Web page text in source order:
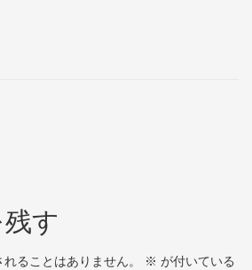
す
ることはありません。 ※ が付いている